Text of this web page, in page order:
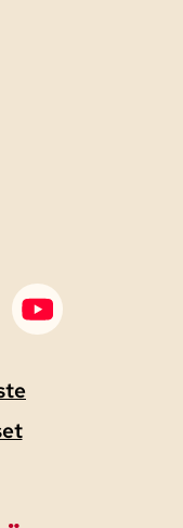
TikTok
SDP Youtube